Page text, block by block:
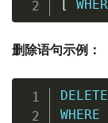
[
删除语句示例：
DELETE
WHERE